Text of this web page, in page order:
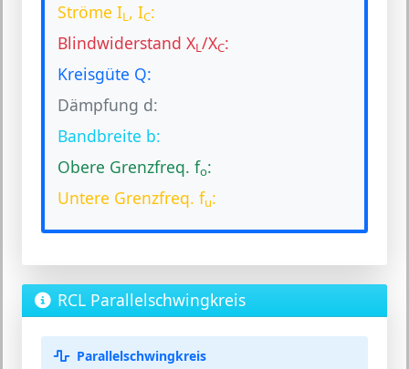
Ströme IL, IC:
Blindwiderstand XL/XC:
Kreisgüte Q:
Dämpfung d:
Bandbreite b:
Obere Grenzfreq. fo:
Untere Grenzfreq. fu:
RCL Parallelschwingkreis
Parallelschwingkreis